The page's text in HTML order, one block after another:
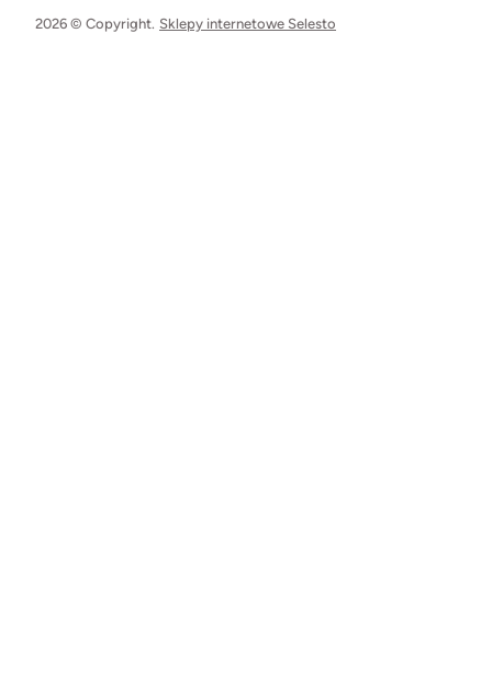
2026 © Copyright. Sklepy internetowe Selesto